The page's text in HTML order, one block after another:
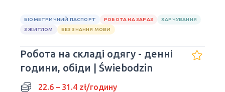
БІОМЕТРИЧНИЙ ПАСПОРТ РОБОТА НА ЗАРАЗ
ХАРЧУВАННЯ
З ЖИТЛОМ
БЕЗ ЗНАННЯ МОВИ
Робота на складі одягу - денні
години, обіди | Świebodzin
22.6 – 31.4 zł/годину